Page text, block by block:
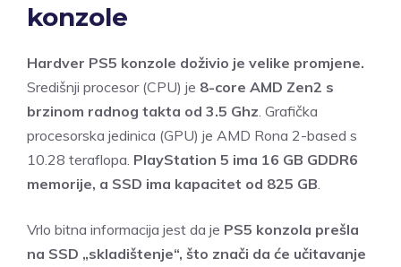
konzole
Hardver PS5 konzole doživio je velike promjene.
Središnji procesor (CPU) je 8-core AMD Zen2 s
brzinom radnog takta od 3.5 Ghz . Grafička
procesorska jedinica (GPU) je AMD Rona 2-based s
10.28 teraflopa. PlayStation 5 ima 16 GB GDDR6
memorije, a SSD ima kapacitet od 825 GB
Vrlo bitna informacija jest da je PS5 konzola prešla
na SSD „skladištenje“, što znači da će učitavanje